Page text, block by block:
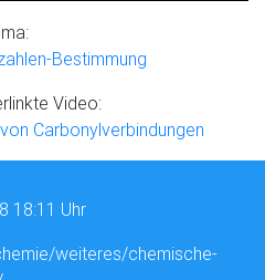
Bestimmung
Video:
Carbonylverbindungen
18:11 Uhr
weiteres/chemische-